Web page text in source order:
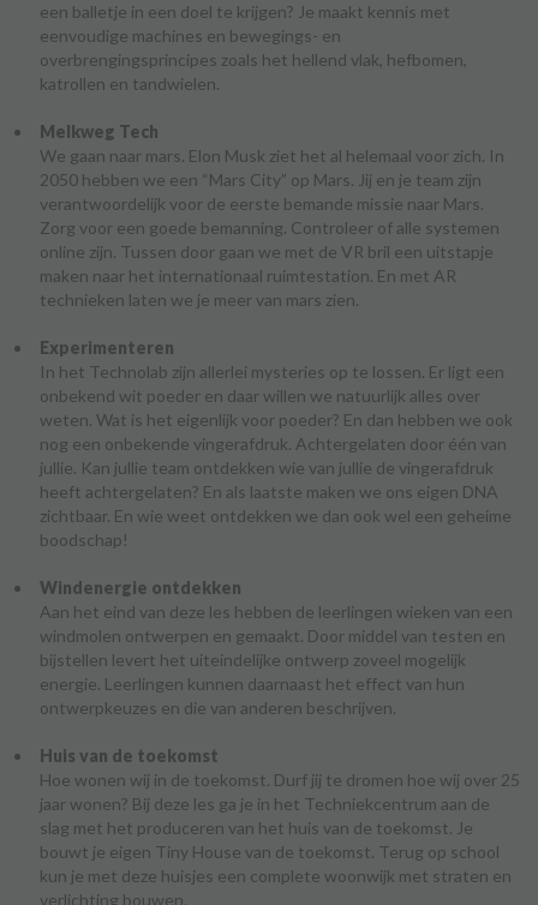
een balletje in een doel te krijgen? Je maakt kennis met
eenvoudige machines en bewegings- en
overbrengingsprincipes zoals het hellend vlak, hefbomen,
katrollen en tandwielen.
Melkweg Tech
We gaan naar mars. Elon Musk ziet het al helemaal voor zich. In
2050 hebben we een “Mars City” op Mars. Jij en je team zijn
verantwoordelijk voor de eerste bemande missie naar Mars.
Zorg voor een goede bemanning. Controleer of alle systemen
online zijn. Tussen door gaan we met de VR bril een uitstapje
maken naar het internationaal ruimtestation. En met AR
technieken laten we je meer van mars zien.
Experimenteren
In het Technolab zijn allerlei mysteries op te lossen. Er ligt een
onbekend wit poeder en daar willen we natuurlijk alles over
weten. Wat is het eigenlijk voor poeder? En dan hebben we ook
nog een onbekende vingerafdruk. Achtergelaten door één van
jullie. Kan jullie team ontdekken wie van jullie de vingerafdruk
heeft achtergelaten? En als laatste maken we ons eigen DNA
zichtbaar. En wie weet ontdekken we dan ook wel een geheime
boodschap!
Windenergie ontdekken
​Aan het eind van deze les hebben de leerlingen wieken van een
windmolen ontwerpen en gemaakt. Door middel van testen en
bijstellen levert het uiteindelijke ontwerp zoveel mogelijk
energie. Leerlingen kunnen daarnaast het effect van hun
ontwerpkeuzes en die van anderen beschrijven.
Huis van de toekomst
Hoe wonen wij in de toekomst. Durf jij te dromen hoe wij over 25
jaar wonen? Bij deze les ga je in het Techniekcentrum aan de
slag met het produceren van het huis van de toekomst. Je
bouwt je eigen Tiny House van de toekomst. Terug op school
kun je met deze huisjes een complete woonwijk met straten en
verlichting bouwen.